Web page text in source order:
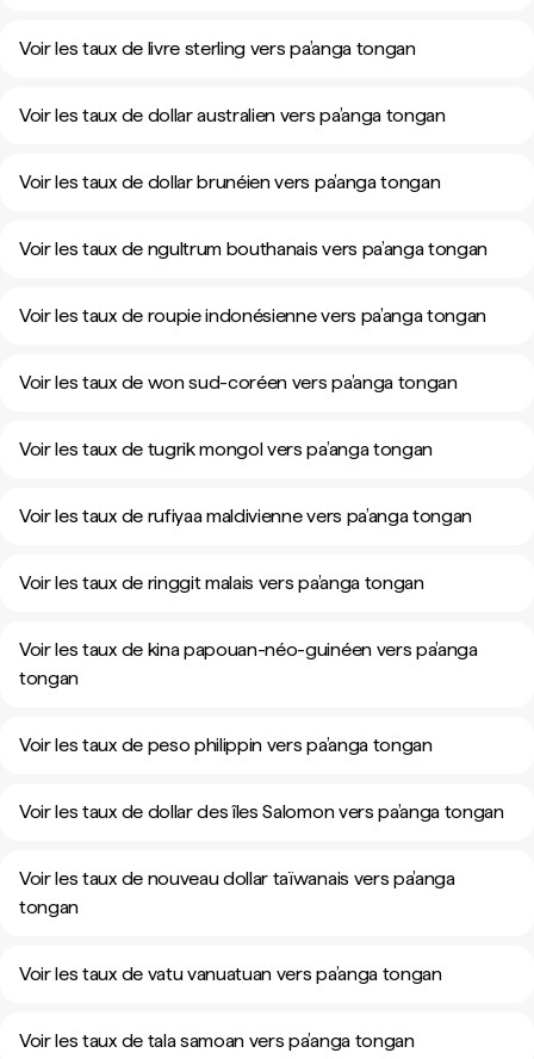
Voir les taux de livre sterling vers pa’anga tongan
Voir les taux de dollar australien vers pa’anga tongan
Voir les taux de dollar brunéien vers pa’anga tongan
Voir les taux de ngultrum bouthanais vers pa’anga tongan
Voir les taux de roupie indonésienne vers pa’anga tongan
Voir les taux de won sud-coréen vers pa’anga tongan
Voir les taux de tugrik mongol vers pa’anga tongan
Voir les taux de rufiyaa maldivienne vers pa’anga tongan
Voir les taux de ringgit malais vers pa’anga tongan
Voir les taux de kina papouan-néo-guinéen vers pa’anga
tongan
Voir les taux de peso philippin vers pa’anga tongan
Voir les taux de dollar des îles Salomon vers pa’anga tongan
Voir les taux de nouveau dollar taïwanais vers pa’anga
tongan
Voir les taux de vatu vanuatuan vers pa’anga tongan
Voir les taux de tala samoan vers pa’anga tongan